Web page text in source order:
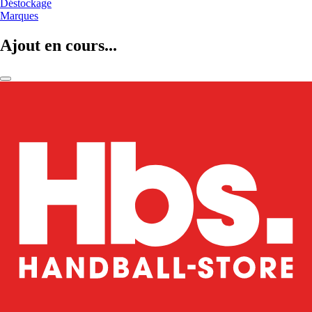
Déstockage
Marques
Ajout en cours...